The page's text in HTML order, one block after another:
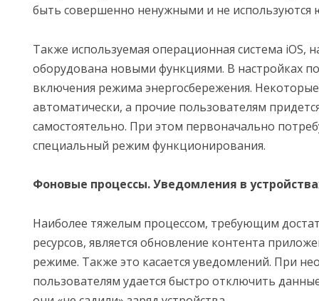
быть совершенно ненужными и не используются
Также используемая операционная система iOS,
оборудована новыми функциями. В настройках
включения режима энергосбережения.
автоматически, а прочие пользователям
самостоятельно. При этом первоначально
специальный режим функционирования.
Фоновые процессы. Уведомления в
Наиболее тяжелым процессом, требующим
ресурсов, является обновление контента
режиме. Также это касается уведомлений. При
пользователям удается быстро отключить